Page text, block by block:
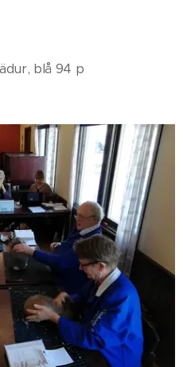
blå 94 p